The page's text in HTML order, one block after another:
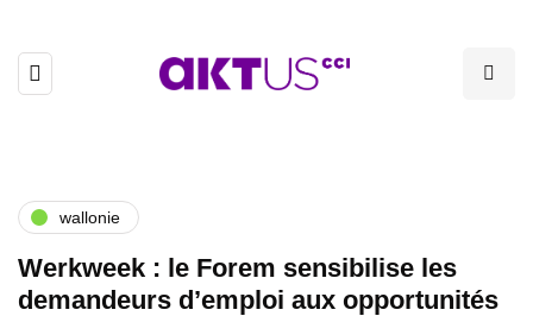
wallonie
Werkweek : le Forem sensibilise les
demandeurs d’emploi aux opportunités